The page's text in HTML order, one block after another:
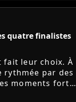
quatre finalistes
fait leur choix. À
rythmée par des
moments forts,
et Florent